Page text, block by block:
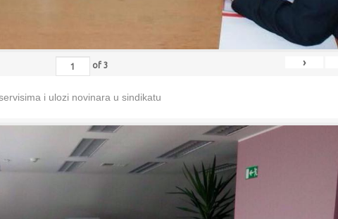
of 3 ›
i ulozi novinara u sindikatu